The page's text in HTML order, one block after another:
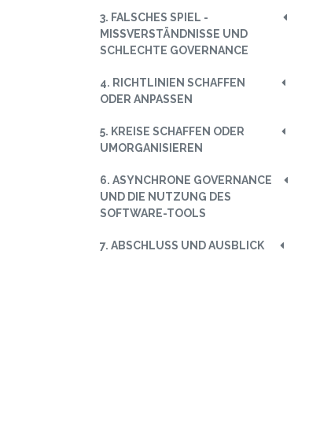
3. FALSCHES SPIEL -
MISSVERSTÄNDNISSE UND
SCHLECHTE GOVERNANCE
4. RICHTLINIEN SCHAFFEN
ODER ANPASSEN
5. KREISE SCHAFFEN ODER
UMORGANISIEREN
6. ASYNCHRONE GOVERNANCE
UND DIE NUTZUNG DES
SOFTWARE-TOOLS
7. ABSCHLUSS UND AUSBLICK